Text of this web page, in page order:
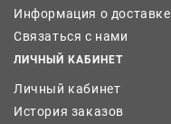
Информация о доставке
Связаться с нами
ЛИЧНЫЙ КАБИНЕТ
Личный кабинет
История заказов